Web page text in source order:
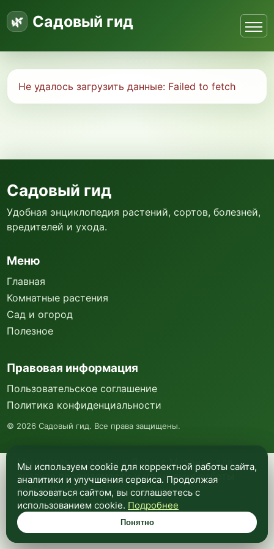
Садовый гид
Не удалось загрузить данные: Failed to fetch
Мы используем куки и Яндекс Метрику для
анализа посещаемости и улучшения работы
сайта. Подробнее —в политике
конфиденциальности.
Понятно
Садовый гид
Удобная энциклопедия растений, сортов, болезней,
вредителей и ухода.
Меню
Главная
Комнатные растения
Сад и огород
Полезное
Правовая информация
Пользовательское соглашение
Политика конфиденциальности
© 2026 Садовый гид. Все права защищены.
Мы используем cookie для корректной работы сайта,
аналитики и улучшения сервиса. Продолжая
пользоваться сайтом, вы соглашаетесь с
использованием cookie. Подробнее
Понятно